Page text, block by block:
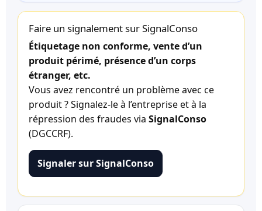
Faire un signalement sur SignalConso
Étiquetage non conforme, vente d’un
produit périmé, présence d’un corps
étranger, etc.
Vous avez rencontré un problème avec ce
produit ? Signalez-le à l’entreprise et à la
répression des fraudes via SignalConso
(DGCCRF).
Signaler sur SignalConso